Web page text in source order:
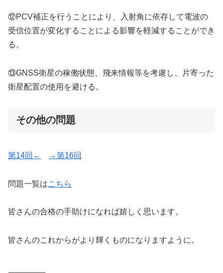
⑫PCV補正を行うことにより、入射角に依存して電波の
受信位置が変化することによる影響を軽減することができ
る。
⑬GNSS衛星の稼働状態、飛来情報等を考慮し、片寄った
衛星配置の使用を避ける。
その他の問題
第14回← →第16回
問題一覧はこちら
皆さんの合格の手助けになれば嬉しく思います。
皆さんのこれからがより輝くものになりますように。